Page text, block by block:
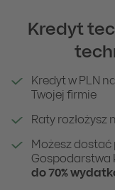
Kredyt
Kredyt w PLN na
Twojej firmie
Raty rozłożysz
Możesz
Gospodarstwa
do 70%